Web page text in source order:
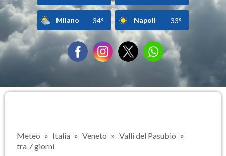
Milano 34° Napoli 33°
Meteo Italia Veneto
Valli del Pasubio
tra 7 giorni